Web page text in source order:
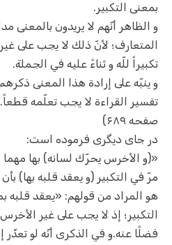
بمعنى التكبير.
و الظاهر أنّهم لا يريدون بالمعنى
المتعارف؛ لأنّ ذلك لا يجب على
تكبيراً للّه و ثناءً عليه في الجملة.
و ينبّه على إرادة هذا المعنى
صفحه ۶۸۹)
در جای دیگری فرموده است:
«(و الأخرس يحرّك لسانه) بها مهما
مرّ في التكبير (و يعقد قلبه بها)
هو المراد من قولهم: «يعقد قلبه
التكبير؛ إذ لا يجب على غير
فضلًا عنه.و في الذكرى أنّه لو تعذّر